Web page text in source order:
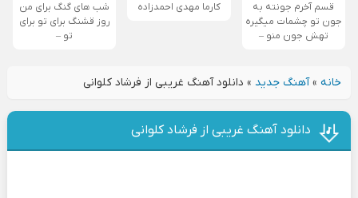
قسم آخرم جونته به
جون تو چشمات میگیره
تهش جون منو –
کارما مهدی احمدزاده
شب های گنگ برای من
روز قشنگ برای تو برای
تو –
خانه»آهنگ جدید » دانلود آهنگ غریبی از فرشاد کلوانی
دانلود آهنگ غریبی از فرشاد کلوانی